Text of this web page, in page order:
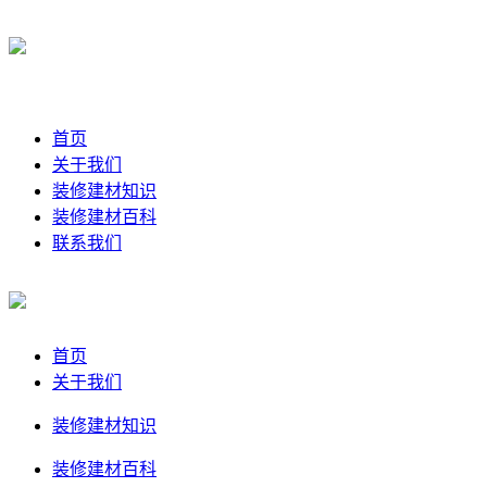
首页
关于我们
装修建材知识
装修建材百科
联系我们
首页
关于我们
装修建材知识
装修建材百科